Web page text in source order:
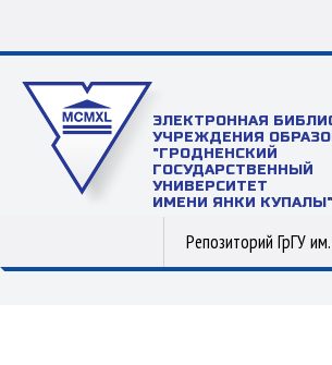
ЭЛЕКТРОННАЯ
УЧРЕЖДЕНИЯ
"ГРОДНЕНСКИЙ
ГОСУДАРСТВЕННЫЙ
УНИВЕРСИТЕТ
ИМЕНИ ЯНКИ КУПАЛЫ"
Репозиторий ГрГУ